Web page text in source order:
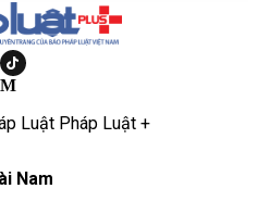
Luật Pháp Luật +
Nam